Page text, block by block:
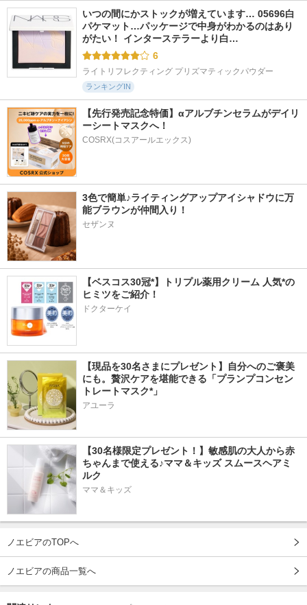
いつの間にかストックが増えています… 05696白
パケマット…パッケージで中身がわかるのはあり
がたい！ インターステラーより白…
6
ライトリフレクティング プリズマティックパウダー
ランキングIN
【先行発売記念特価】αアルブチンセラムがデイリ
ーシートマスクへ！
COSRX(コスアールエックス)
3色で簡単♪ライティングアップアイシャドウに万
能ブラウンが仲間入り！
セザンヌ
【ベスコス30冠*】トリプル薬用クリーム 人気*の
ヒミツをご紹介！
ドクターケイ
【現品を30名さまにプレゼント】自分へのご褒美
にも。贅沢ケアを堪能できる「プランプコンセン
トレートマスク*」
アユーラ
【30名様限定プレゼント！】敏感肌の大人から赤
ちゃんまで使える♪ママ＆キッズ スムースヘアミ
ルク
ママ＆キッズ
ノエビアのTOPへ
ノエビアの商品一覧へ